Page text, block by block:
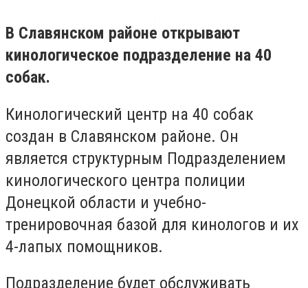
В Славянском районе открывают
кинологическое подразделение на 40
собак.
Кинологический центр на 40 собак
создан в Славянском районе. Он
является структурным Подразделением
кинологического центра полиции
Донецкой области и учебно-
тренировочная базой для кинологов и их
4-лапых помощников.
Подразделение будет обслуживать